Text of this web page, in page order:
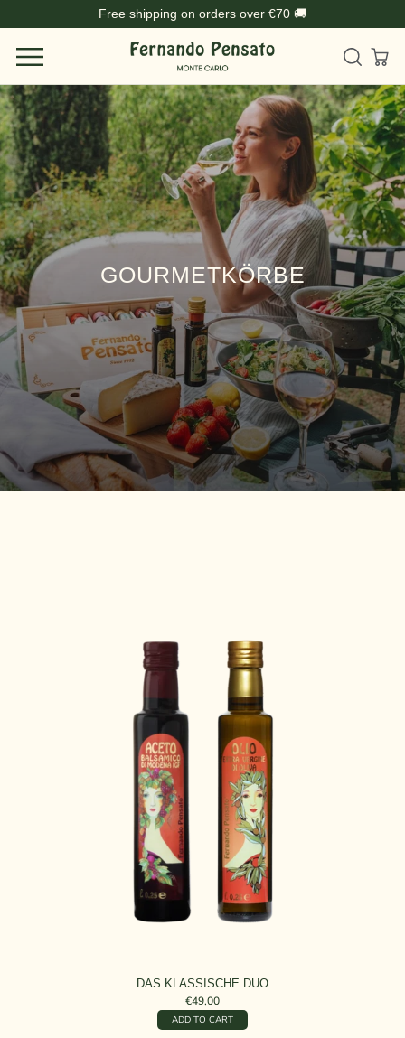
zum
Inhalt
Free shipping on orders over €70 🚚
GOURMETKÖRBE
DAS KLASSISCHE DUO
€49,00
ADD TO CART